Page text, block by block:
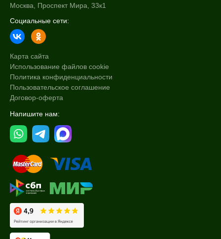
Москва, Проспект Мира, 33к1
Социальные сети:
Карта сайта
Использование файлов cookie
Политика конфиденциальности
Пользовательское соглашение
Договор-оферта
Напишите нам: